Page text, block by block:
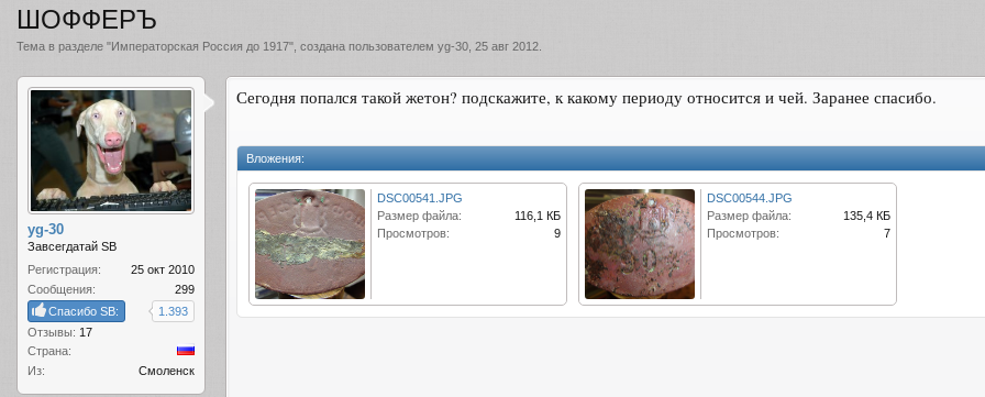
ШОФФЕРЪ
Тема в разделе "Императорская Россия до 1917", создана пользователем yg-30 25 авг 2012
yg-30
Завсегдатай SB
Регистрация:
25 окт 2010
Сообщения:
299
Спасибо SB:
1.393
Отзывы: 17
Страна:
Из:
Смоленск
Сегодня попался такой жетон? подскажите, к какому периоду относится и чей. Заранее спасибо.
Вложения:
DSC00541.JPG
Размер файла:
116,1 КБ
Просмотров:
9
DSC00544.JPG
Размер файла:
135,4 КБ
Просмотров:
7